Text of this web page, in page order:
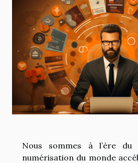
Nous sommes à l’ère du
numérisation du monde